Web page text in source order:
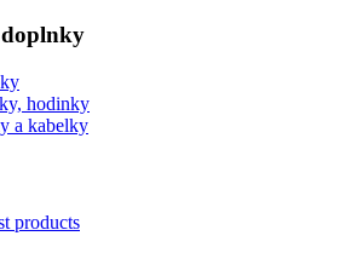
hodinky
a kabelky
products